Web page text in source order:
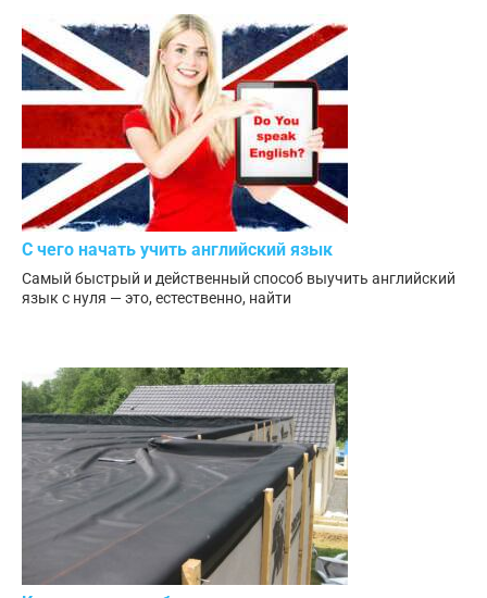
С чего начать учить английский язык
Самый быстрый и действенный способ выучить английский
язык с нуля — это, естественно, найти